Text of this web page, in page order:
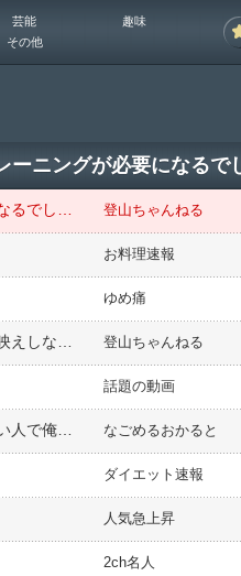
芸能
趣味
その他
ニングが必要になるで
登山ちゃんねる
お料理速報
ゆめ痛
登山ちゃんねる
話題の動画
なごめるおかると
ダイエット速報
人気急上昇
2ch名人